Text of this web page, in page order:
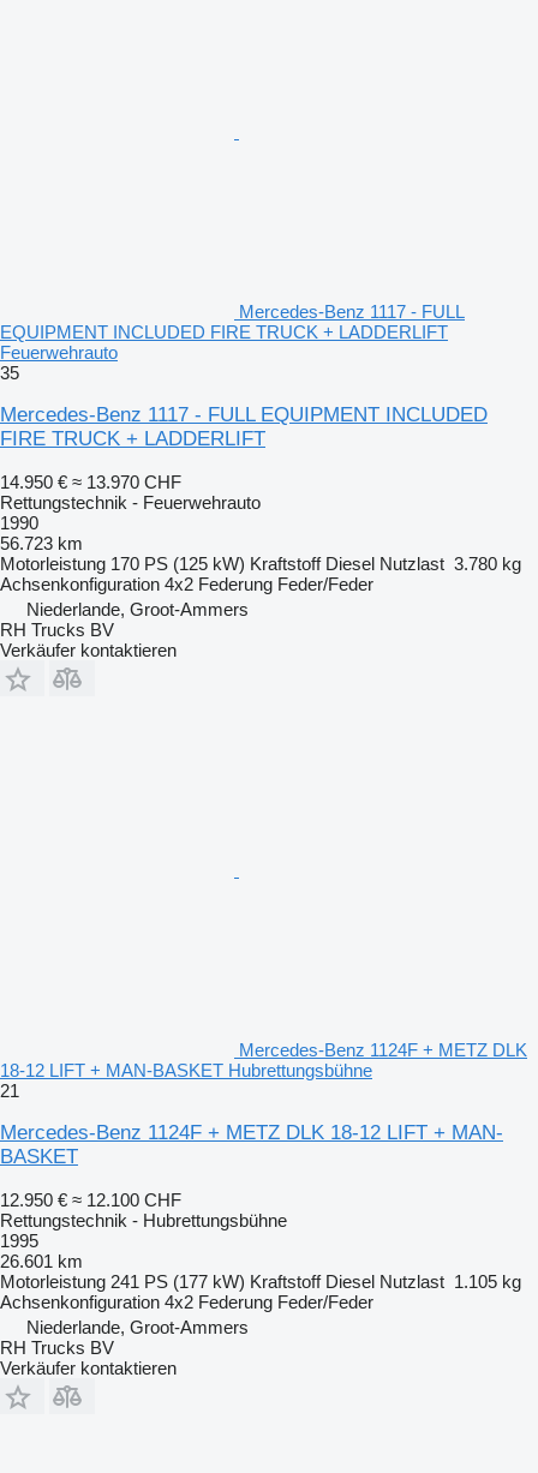
Mercedes-Benz 1117 - FULL
EQUIPMENT INCLUDED FIRE TRUCK + LADDERLIFT
Feuerwehrauto
35
Mercedes-Benz 1117 - FULL EQUIPMENT INCLUDED
FIRE TRUCK + LADDERLIFT
14.950 € ≈ 13.970 CHF
Rettungstechnik - Feuerwehrauto
1990
56.723 km
Motorleistung 170 PS (125 kW) Kraftstoff Diesel Nutzlast 3.780 kg
Achsenkonfiguration 4x2 Federung Feder/Feder
Niederlande, Groot-Ammers
RH Trucks BV
Verkäufer kontaktieren
Mercedes-Benz 1124F + METZ DLK
18-12 LIFT + MAN-BASKET Hubrettungsbühne
21
Mercedes-Benz 1124F + METZ DLK 18-12 LIFT + MAN-
BASKET
12.950 € ≈ 12.100 CHF
Rettungstechnik - Hubrettungsbühne
1995
26.601 km
Motorleistung 241 PS (177 kW) Kraftstoff Diesel Nutzlast 1.105 kg
Achsenkonfiguration 4x2 Federung Feder/Feder
Niederlande, Groot-Ammers
RH Trucks BV
Verkäufer kontaktieren